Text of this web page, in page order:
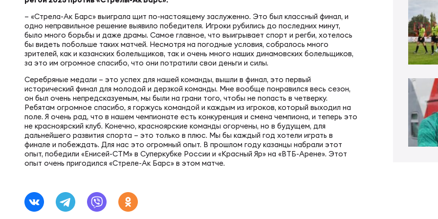
Финал ФРЛ-7
ЖЕНСКИЕ
Чемпионат России по регби
Чемпионат России по регби-7
Центр проведения соревнований
Детско-юношеское регби
Студенческое регби
Регби в армии и силовых структурах
Всероссийская коллегия судей
– «Стрела-Ак Барс» выиграла щит по-настоящему заслуженно. Это был классный финал, и
одно неправильное решение выявило победителя. Игроки рубились до последних минут,
было много борьбы и даже драмы. Самое главное, что выигрывает спорт и регби, хотелось
бы видеть побольше таких матчей. Несмотря на погодные условия, собралось много
зрителей, как и казанских болельщиков, так и очень много наших динамовских болельщиков,
за это им огромное спасибо, что они потратили свои деньги и силы.
Серебряные медали – это успех для нашей команды, вышли в финал, это первый
исторический финал для молодой и дерзкой команды. Мне вообще понравился весь сезон,
он был очень непредсказуемым, мы были на грани того, чтобы не попасть в четверку.
Ребятам огромное спасибо, я горжусь командой и каждым из игроков, который выходил на
поле. Я очень рад, что в нашем чемпионате есть конкуренция и смена чемпиона, и теперь это
не красноярский клуб. Конечно, красноярские команды огорчены, но в будущем, для
дальнейшего развития спорта – это только в плюс. Мы бы каждый год хотели играть в
финале и побеждать. Для нас это огромный опыт. В прошлом году казанцы набрали этот
опыт, победили «Енисей-СТМ» в Суперкубке России и «Красный Яр» на «ВТБ-Арене». Этот
опыт очень пригодился «Стреле-Ак Барс» в этом матче.